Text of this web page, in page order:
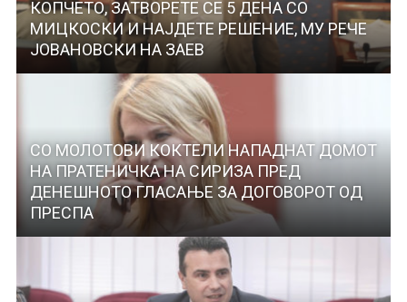
КОПЧЕТО, ЗАТВОРЕТЕ СЕ 5 ДЕНА СО
МИЦКОСКИ И НАЈДЕТЕ РЕШЕНИЕ, МУ РЕЧЕ
ЈОВАНОВСКИ НА ЗАЕВ
СО МОЛОТОВИ КОКТЕЛИ НАПАДНАТ ДОМОТ
НА ПРАТЕНИЧКА НА СИРИЗА ПРЕД
ДЕНЕШНОТО ГЛАСАЊЕ ЗА ДОГОВОРОТ ОД
ПРЕСПА